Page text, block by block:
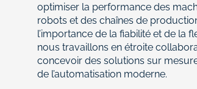
optimiser la performance des
robots et des chaînes de
l’importance de la fiabilité et de la
nous travaillons en étroite
concevoir des solutions sur
de l’automatisation moderne.